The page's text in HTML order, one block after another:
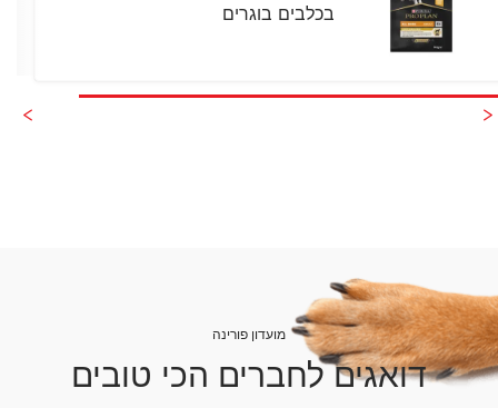
בכלבים בוגרים
מועדון פורינה
דואגים לחברים הכי טובים